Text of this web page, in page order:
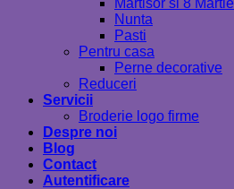
Nunta
Pasti
Pentru casa
Perne decorative
Reduceri
Servicii
Broderie logo firme
Despre noi
Blog
Contact
Autentificare